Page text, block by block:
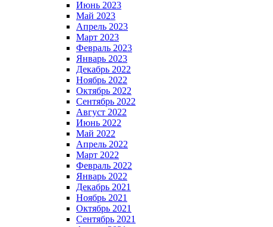
Июнь 2023
Май 2023
Апрель 2023
Март 2023
Февраль 2023
Январь 2023
Декабрь 2022
Ноябрь 2022
Октябрь 2022
Сентябрь 2022
Август 2022
Июнь 2022
Май 2022
Апрель 2022
Март 2022
Февраль 2022
Январь 2022
Декабрь 2021
Ноябрь 2021
Октябрь 2021
Сентябрь 2021